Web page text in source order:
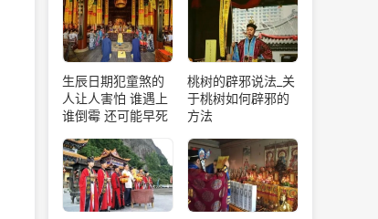
生辰日期犯童煞的
人让人害怕 谁遇上
谁倒霉 还可能早死
桃树的辟邪说法_关
于桃树如何辟邪的
方法